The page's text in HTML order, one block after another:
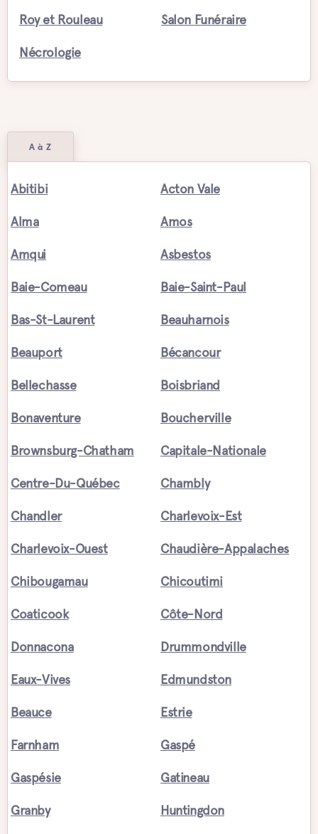
Roy et Rouleau Salon Funéraire
Nécrologie
A à Z
Abitibi Acton Vale
Alma Amos
Amqui Asbestos
Baie-Comeau Baie-Saint-Paul
Bas-St-Laurent Beauharnois
Beauport Bécancour
Bellechasse Boisbriand
Bonaventure Boucherville
Brownsburg-Chatham Capitale-Nationale
Centre-Du-Québec Chambly
Chandler Charlevoix-Est
Charlevoix-Ouest Chaudière-Appalaches
Chibougamau Chicoutimi
Coaticook Côte-Nord
Donnacona Drummondville
Eaux-Vives Edmundston
Beauce Estrie
Farnham Gaspé
Gaspésie Gatineau
Granby Huntingdon